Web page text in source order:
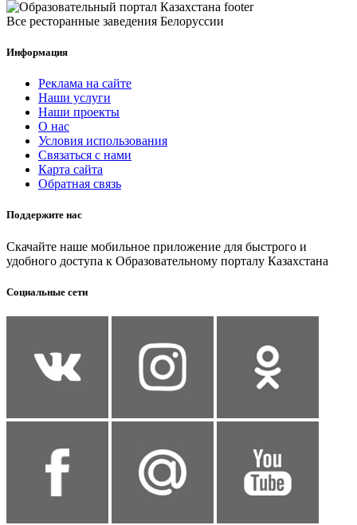
Все ресторанные заведения Белоруссии
Информация
Реклама на сайте
Наши услуги
Наши проекты
О нас
Условия использования
Связаться с нами
Карта сайта
Обратная связь
Поддержите нас
Скачайте наше мобильное приложение для быстрого и
удобного доступа к Образовательному порталу Казахстана
Социальные сети